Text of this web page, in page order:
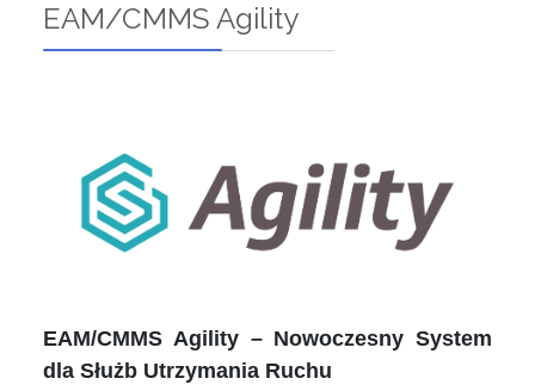
EAM/CMMS Agility
EAM/CMMS Agility – Nowoczesny System
dla Służb Utrzymania Ruchu